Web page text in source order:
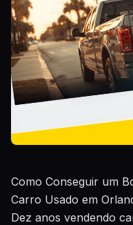
Como Conseguir um
Carro Usado em
Dez anos vendendo